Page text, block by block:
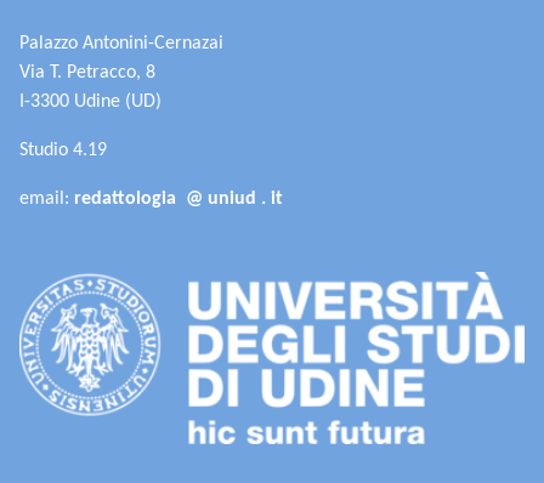
Palazzo Antonini-Cernazai
Via T. Petracco, 8
I-3300 Udine (UD)
Studio 4.19
email: redattologia @ uniud . it